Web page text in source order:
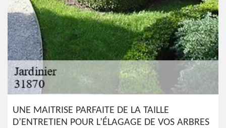
UNE MAITRISE PARFAITE DE LA TAILLE
D’ENTRETIEN POUR L’ÉLAGAGE DE VOS ARBRES